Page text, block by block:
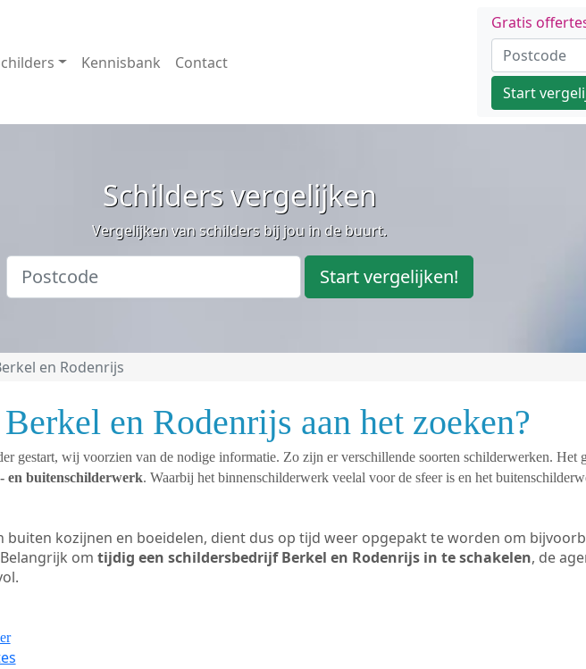
Kennisbank Contact
Gratis
Start
Schilders vergelijken
Vergelijken van schilders bij jou in de buurt.
Start vergelijken!
en Rodenrijs
en Rodenrijs aan het zoeken?
gestart, wij voorzien van de nodige informatie. Zo zijn er verschillende soorten schilderwerken. Het
en buitenschilderwerk. Waarbij het binnenschilderwerk veelal voor de sfeer is en het
buiten kozijnen en boeidelen, dient dus op tijd weer opgepakt te worden om
om tijdig een schildersbedrijf Berkel en Rodenrijs in te schakelen, de